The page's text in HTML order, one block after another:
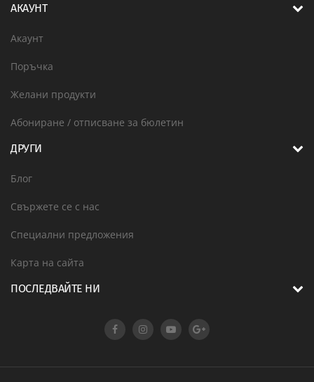
АКАУНТ
Акаунт
Поръчка
Желани продукти
Абониране / отписване за бюлетин
ДРУГИ
Блог
Свържете се с нас
Специални предложения
Карта на сайта
ПОСЛЕДВАЙТЕ НИ